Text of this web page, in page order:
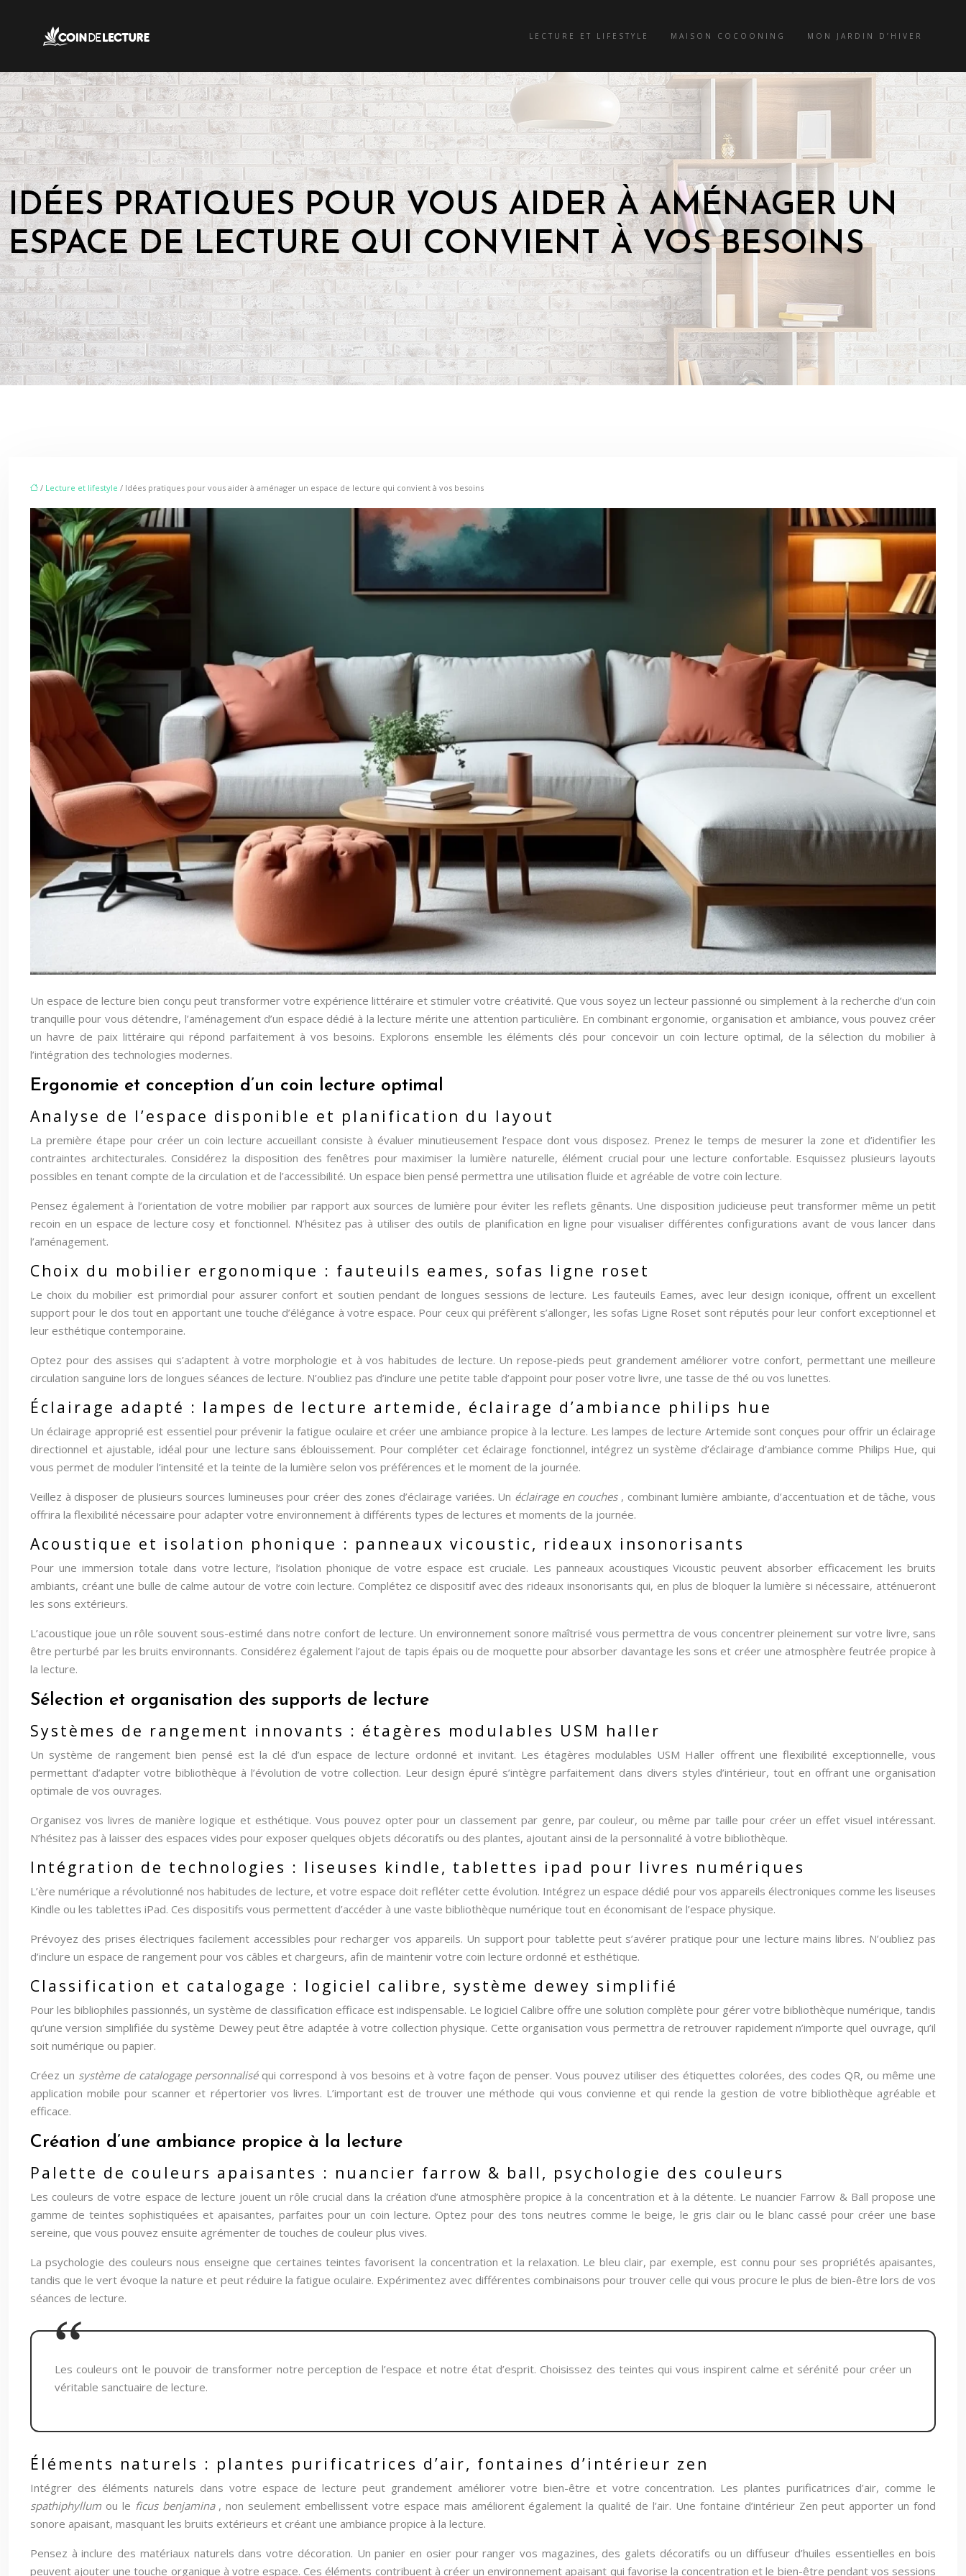
LECTURE ET LIFESTYLE MAISON COCOONING MON JARDIN D’HIVER
IDÉES PRATIQUES POUR VOUS AIDER À AMÉNAGER UN
ESPACE DE LECTURE QUI CONVIENT À VOS BESOINS
/ Lecture et lifestyle / Idées pratiques pour vous aider à aménager un espace de lecture qui convient à vos besoins
Un espace de lecture bien conçu peut transformer votre expérience littéraire et stimuler votre créativité. Que vous soyez un lecteur passionné ou simplement à la recherche d’un coin
tranquille pour vous détendre, l’aménagement d’un espace dédié à la lecture mérite une attention particulière. En combinant ergonomie, organisation et ambiance, vous pouvez créer
un havre de paix littéraire qui répond parfaitement à vos besoins. Explorons ensemble les éléments clés pour concevoir un coin lecture optimal, de la sélection du mobilier à
l’intégration des technologies modernes.
Ergonomie et conception d’un coin lecture optimal
Analyse de l’espace disponible et planification du layout
La première étape pour créer un coin lecture accueillant consiste à évaluer minutieusement l’espace dont vous disposez. Prenez le temps de mesurer la zone et d’identifier les
contraintes architecturales. Considérez la disposition des fenêtres pour maximiser la lumière naturelle, élément crucial pour une lecture confortable. Esquissez plusieurs layouts
possibles en tenant compte de la circulation et de l’accessibilité. Un espace bien pensé permettra une utilisation fluide et agréable de votre coin lecture.
Pensez également à l’orientation de votre mobilier par rapport aux sources de lumière pour éviter les reflets gênants. Une disposition judicieuse peut transformer même un petit
recoin en un espace de lecture cosy et fonctionnel. N’hésitez pas à utiliser des outils de planification en ligne pour visualiser différentes configurations avant de vous lancer dans
l’aménagement.
Choix du mobilier ergonomique : fauteuils eames, sofas ligne roset
Le choix du mobilier est primordial pour assurer confort et soutien pendant de longues sessions de lecture. Les fauteuils Eames, avec leur design iconique, offrent un excellent
support pour le dos tout en apportant une touche d’élégance à votre espace. Pour ceux qui préfèrent s’allonger, les sofas Ligne Roset sont réputés pour leur confort exceptionnel et
leur esthétique contemporaine.
Optez pour des assises qui s’adaptent à votre morphologie et à vos habitudes de lecture. Un repose-pieds peut grandement améliorer votre confort, permettant une meilleure
circulation sanguine lors de longues séances de lecture. N’oubliez pas d’inclure une petite table d’appoint pour poser votre livre, une tasse de thé ou vos lunettes.
Éclairage adapté : lampes de lecture artemide, éclairage d’ambiance philips hue
Un éclairage approprié est essentiel pour prévenir la fatigue oculaire et créer une ambiance propice à la lecture. Les lampes de lecture Artemide sont conçues pour offrir un éclairage
directionnel et ajustable, idéal pour une lecture sans éblouissement. Pour compléter cet éclairage fonctionnel, intégrez un système d’éclairage d’ambiance comme Philips Hue, qui
vous permet de moduler l’intensité et la teinte de la lumière selon vos préférences et le moment de la journée.
Veillez à disposer de plusieurs sources lumineuses pour créer des zones d’éclairage variées. Un éclairage en couches , combinant lumière ambiante, d’accentuation et de tâche, vous
offrira la flexibilité nécessaire pour adapter votre environnement à différents types de lectures et moments de la journée.
Acoustique et isolation phonique : panneaux vicoustic, rideaux insonorisants
Pour une immersion totale dans votre lecture, l’isolation phonique de votre espace est cruciale. Les panneaux acoustiques Vicoustic peuvent absorber efficacement les bruits
ambiants, créant une bulle de calme autour de votre coin lecture. Complétez ce dispositif avec des rideaux insonorisants qui, en plus de bloquer la lumière si nécessaire, atténueront
les sons extérieurs.
L’acoustique joue un rôle souvent sous-estimé dans notre confort de lecture. Un environnement sonore maîtrisé vous permettra de vous concentrer pleinement sur votre livre, sans
être perturbé par les bruits environnants. Considérez également l’ajout de tapis épais ou de moquette pour absorber davantage les sons et créer une atmosphère feutrée propice à
la lecture.
Sélection et organisation des supports de lecture
Systèmes de rangement innovants : étagères modulables USM haller
Un système de rangement bien pensé est la clé d’un espace de lecture ordonné et invitant. Les étagères modulables USM Haller offrent une flexibilité exceptionnelle, vous
permettant d’adapter votre bibliothèque à l’évolution de votre collection. Leur design épuré s’intègre parfaitement dans divers styles d’intérieur, tout en offrant une organisation
optimale de vos ouvrages.
Organisez vos livres de manière logique et esthétique. Vous pouvez opter pour un classement par genre, par couleur, ou même par taille pour créer un effet visuel intéressant.
N’hésitez pas à laisser des espaces vides pour exposer quelques objets décoratifs ou des plantes, ajoutant ainsi de la personnalité à votre bibliothèque.
Intégration de technologies : liseuses kindle, tablettes ipad pour livres numériques
L’ère numérique a révolutionné nos habitudes de lecture, et votre espace doit refléter cette évolution. Intégrez un espace dédié pour vos appareils électroniques comme les liseuses
Kindle ou les tablettes iPad. Ces dispositifs vous permettent d’accéder à une vaste bibliothèque numérique tout en économisant de l’espace physique.
Prévoyez des prises électriques facilement accessibles pour recharger vos appareils. Un support pour tablette peut s’avérer pratique pour une lecture mains libres. N’oubliez pas
d’inclure un espace de rangement pour vos câbles et chargeurs, afin de maintenir votre coin lecture ordonné et esthétique.
Classification et catalogage : logiciel calibre, système dewey simplifié
Pour les bibliophiles passionnés, un système de classification efficace est indispensable. Le logiciel Calibre offre une solution complète pour gérer votre bibliothèque numérique, tandis
qu’une version simplifiée du système Dewey peut être adaptée à votre collection physique. Cette organisation vous permettra de retrouver rapidement n’importe quel ouvrage, qu’il
soit numérique ou papier.
Créez un système de catalogage personnalisé qui correspond à vos besoins et à votre façon de penser. Vous pouvez utiliser des étiquettes colorées, des codes QR, ou même une
application mobile pour scanner et répertorier vos livres. L’important est de trouver une méthode qui vous convienne et qui rende la gestion de votre bibliothèque agréable et
efficace.
Création d’une ambiance propice à la lecture
Palette de couleurs apaisantes : nuancier farrow & ball, psychologie des couleurs
Les couleurs de votre espace de lecture jouent un rôle crucial dans la création d’une atmosphère propice à la concentration et à la détente. Le nuancier Farrow & Ball propose une
gamme de teintes sophistiquées et apaisantes, parfaites pour un coin lecture. Optez pour des tons neutres comme le beige, le gris clair ou le blanc cassé pour créer une base
sereine, que vous pouvez ensuite agrémenter de touches de couleur plus vives.
La psychologie des couleurs nous enseigne que certaines teintes favorisent la concentration et la relaxation. Le bleu clair, par exemple, est connu pour ses propriétés apaisantes,
tandis que le vert évoque la nature et peut réduire la fatigue oculaire. Expérimentez avec différentes combinaisons pour trouver celle qui vous procure le plus de bien-être lors de vos
séances de lecture.
Les couleurs ont le pouvoir de transformer notre perception de l’espace et notre état d’esprit. Choisissez des teintes qui vous inspirent calme et sérénité pour créer un
véritable sanctuaire de lecture.
Éléments naturels : plantes purificatrices d’air, fontaines d’intérieur zen
Intégrer des éléments naturels dans votre espace de lecture peut grandement améliorer votre bien-être et votre concentration. Les plantes purificatrices d’air, comme le
spathiphyllum ou le ficus benjamina , non seulement embellissent votre espace mais améliorent également la qualité de l’air. Une fontaine d’intérieur Zen peut apporter un fond
sonore apaisant, masquant les bruits extérieurs et créant une ambiance propice à la lecture.
Pensez à inclure des matériaux naturels dans votre décoration. Un panier en osier pour ranger vos magazines, des galets décoratifs ou un diffuseur d’huiles essentielles en bois
peuvent ajouter une touche organique à votre espace. Ces éléments contribuent à créer un environnement apaisant qui favorise la concentration et le bien-être pendant vos sessions